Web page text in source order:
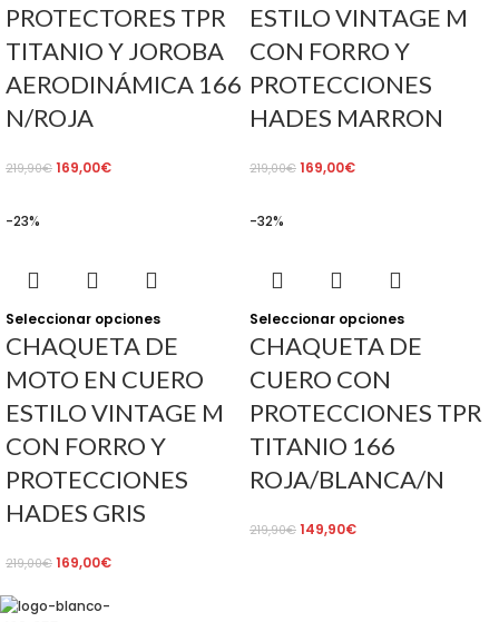
PROTECTORES TPR
TITANIO Y JOROBA
AERODINÁMICA 166
N/ROJA
219,90€ 169,00€
ESTILO VINTAGE M
CON FORRO Y
PROTECCIONES
HADES MARRON
219,00€ 169,00€
-23%
Seleccionar opciones
CHAQUETA DE
MOTO EN CUERO
ESTILO VINTAGE M
CON FORRO Y
PROTECCIONES
HADES GRIS
219,00€ 169,00€
-32%
Seleccionar opciones
CHAQUETA DE
CUERO CON
PROTECCIONES TPR
TITANIO 166
ROJA/BLANCA/N
219,90€ 149,90€